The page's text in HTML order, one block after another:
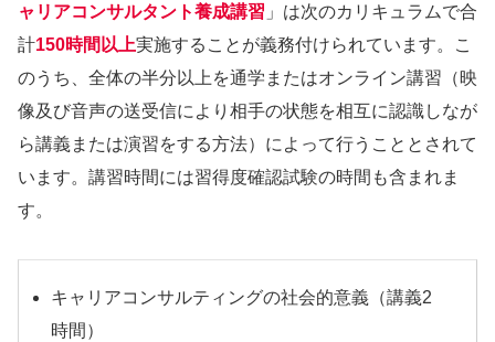
ャリアコンサルタント養成講習 」は次のカリキュラムで合
計150時間以上実施することが義務付けられています。こ
のうち、全体の半分以上を通学またはオンライン講習（映
像及び音声の送受信により相手の状態を相互に認識しなが
ら講義または演習をする方法）によって行うこととされて
います。講習時間には習得度確認試験の時間も含まれま
す。
キャリアコンサルティングの社会的意義（講義2
時間）